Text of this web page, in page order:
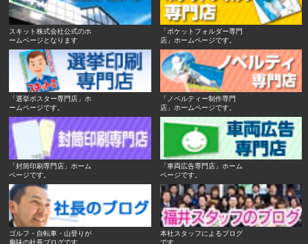
スキット株式会社公式のホ
ームページとなります
「ポケットフォルダー専門
店」ホームページです。
「選挙ポスター専門店」ホ
ームページです。
「ノベルティー制作専門
店」ホームページです。
「封筒印刷専門店」ホーム
ページです。
「車両広告専門店」ホーム
ページです。
ゴルフ・自転車・山登りが
趣味の社長ブログです。
本社スタッフによるブログ
です。